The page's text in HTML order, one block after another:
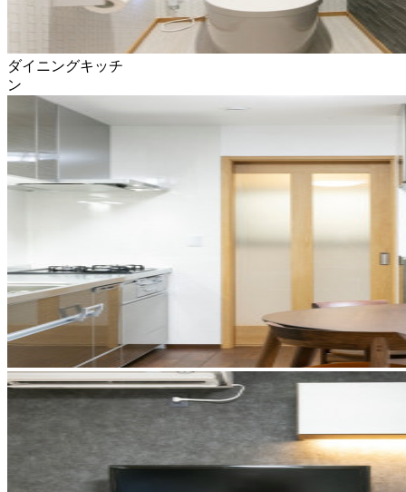
ダイニングキッチ
ン